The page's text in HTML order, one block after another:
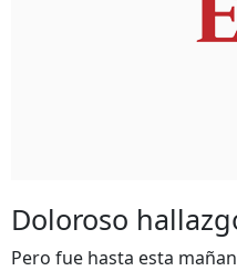
Doloroso
Pero fue hasta esta